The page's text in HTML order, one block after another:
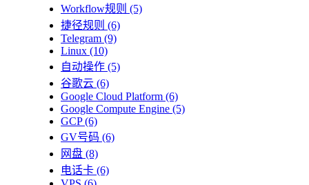
Workflow规则 (5)
捷径规则 (6)
Telegram (9)
Linux (10)
自动操作 (5)
谷歌云 (6)
Google Cloud Platform (6)
Google Compute Engine (5)
GCP(6)
GV号码 (6)
网盘 (8)
电话卡 (6)